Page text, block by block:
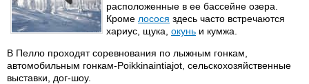
расположенные в ее бассейне озера.
Кроме лосося здесь часто встречаются
хариус, щука, окунь и кумжа.
В Пелло проходят соревнования по лыжным гонкам,
автомобильным гонкам-Poikkinaintiajot, сельскохозяйственные
выставки, дог-шоу.